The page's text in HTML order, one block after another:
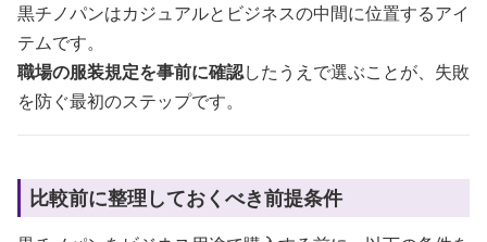
黒チノパンはカジュアルとビジネスの中間に位置するアイ
テムです。
職場の服装規定を事前に確認したうえで選ぶことが、失敗
を防ぐ最初のステップです。
比較前に整理しておくべき前提条件